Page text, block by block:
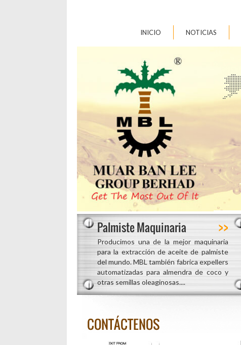
INICIO NOTICIAS
Palmiste Maquinaria >>
Producimos una de la mejor maquinaria
para la extracción de aceite de palmiste
del mundo. MBL también fabrica expellers
automatizadas para almendra de coco y
otras semillas oleaginosas....
CONTÁCTENOS